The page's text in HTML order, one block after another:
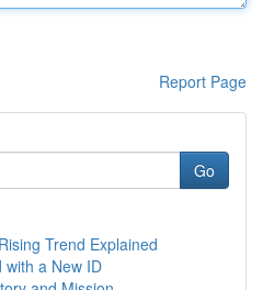
Report Page
Go
Trend Explained
with a New ID